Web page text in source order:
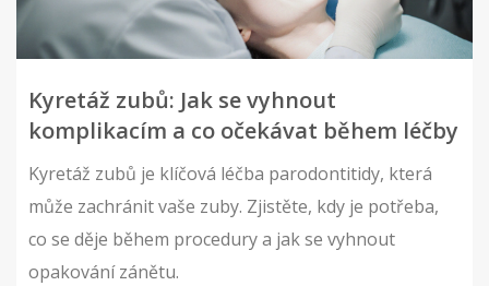
Kyretáž zubů: Jak se vyhnout
komplikacím a co očekávat během léčby
Kyretáž zubů je klíčová léčba parodontitidy, která
může zachránit vaše zuby. Zjistěte, kdy je potřeba,
co se děje během procedury a jak se vyhnout
opakování zánětu.